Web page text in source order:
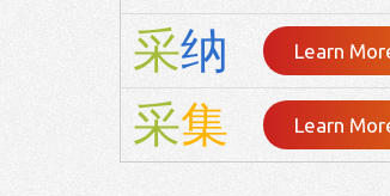
采纳 Learn
采集 Learn